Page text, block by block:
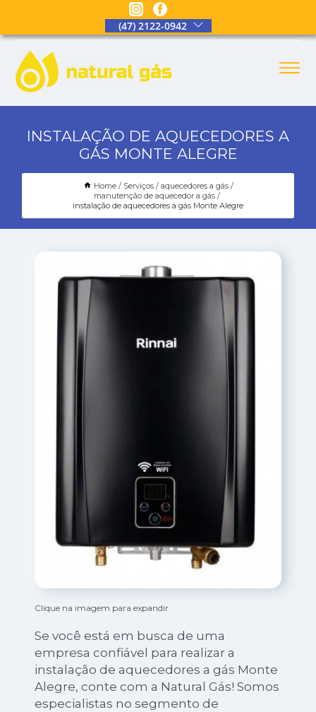
(47) 2122-0942
INSTALAÇÃO DE AQUECEDORES A
GÁS MONTE ALEGRE
Home Serviços
aquecedores a gás
manutenção de aquecedor a gás
instalação de aquecedores a gás Monte Alegre
Clique na imagem para expandir
Se você está em busca de uma
empresa confiável para realizar a
instalação de aquecedores a gás Monte
Alegre, conte com a Natural Gás! Somos
especialistas no segmento de